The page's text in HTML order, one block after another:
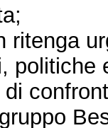
ritenga
politiche